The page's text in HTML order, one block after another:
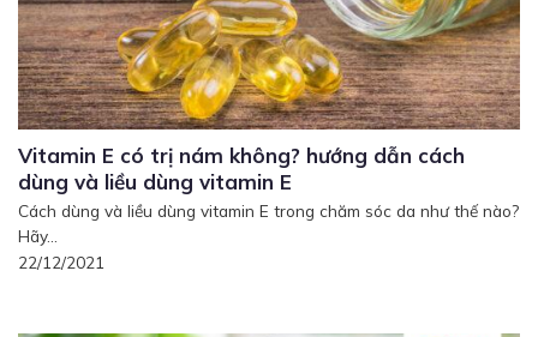
Vitamin E có trị nám không? hướng dẫn cách
dùng và liều dùng vitamin E
Cách dùng và liều dùng vitamin E trong chăm sóc da như thế nào?
Hãy...
22/12/2021